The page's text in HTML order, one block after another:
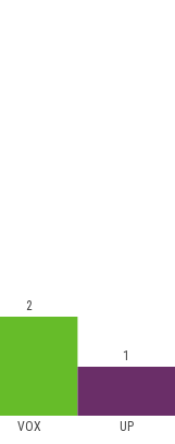
VOX UP
2
1